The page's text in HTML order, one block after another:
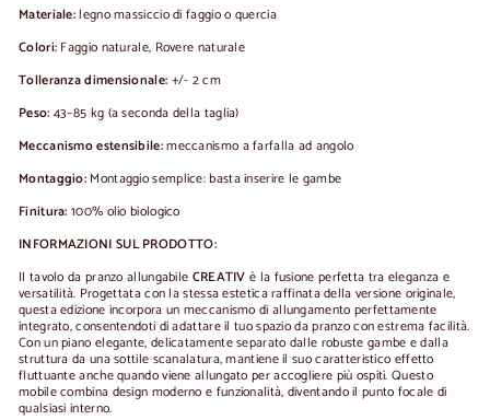
Materiale:legno massiccio di faggio o quercia
Colori: Faggio naturale, Rovere naturale
Tolleranza dimensionale: +/- 2 cm
Peso: 43–85 kg (a seconda della taglia)
Meccanismo estensibile:meccanismo a farfalla ad angolo
Montaggio: Montaggio semplice: basta inserire le gambe
Finitura: 100% olio biologico
INFORMAZIONI SUL PRODOTTO:
Il tavolo da pranzo allungabile CREATIV è la fusione perfetta tra eleganza e
versatilità. Progettata con la stessa estetica raffinata della versione originale,
questa edizione incorpora un meccanismo di allungamento perfettamente
integrato, consentendoti di adattare il tuo spazio da pranzo con estrema facilità.
Con un piano elegante, delicatamente separato dalle robuste gambe e dalla
struttura da una sottile scanalatura, mantiene il suo caratteristico effetto
fluttuante anche quando viene allungato per accogliere più ospiti. Questo
mobile combina design moderno e funzionalità, diventando il punto focale di
qualsiasi interno.